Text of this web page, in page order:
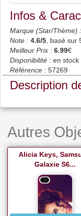
Infos &
Marque (Star/Thème) :
Note : 4.6/5, basé sur
Meilleur Prix : 6.99€
Disponibilité : en stock
Référence : 57269
Description
Autres
Alicia Keys,
Galaxie S6...